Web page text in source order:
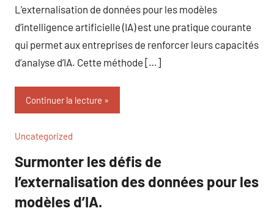
L’externalisation de données pour les modèles
d’intelligence artificielle (IA) est une pratique courante
qui permet aux entreprises de renforcer leurs capacités
d’analyse d’IA. Cette méthode […]
Continuer la lecture
Uncategorized
Surmonter les défis de
l’externalisation des données pour les
modèles d’IA.